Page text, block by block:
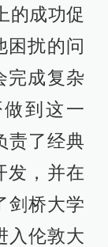
的成功促
困扰的问
完成复杂
到这一
责了经典
发，并在
剑桥大学
入伦敦大